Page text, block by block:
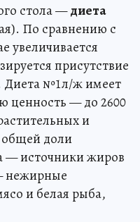
стола —диета
По сравнению с
увеличивается
присутствие
Диета №1л/ж имеет
ценность — до 2600
и
общей доли
— источники жиров
нежирные
и белая рыба,